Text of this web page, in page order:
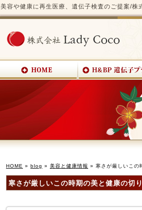
美容や健康に再生医療、遺伝子検査のご提案/
HOME » blog » 美容と健康情報 » 寒さが厳しいこの
寒さが厳しいこの時期の美と健康の切